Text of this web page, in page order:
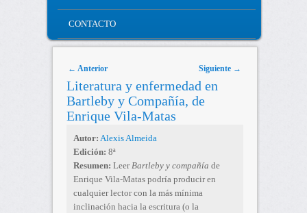
CONTACTO
Post navigation
← Anterior Siguiente →
Literatura y enfermedad en
Bartleby y Compañía, de
Enrique Vila-Matas
Autor: Alexis Almeida
Edición: 8ª
Resumen: LeerBartleby y compañía de
Enrique Vila-Matas podría producir en
cualquier lector con la más mínima
inclinación hacia la escritura (o la